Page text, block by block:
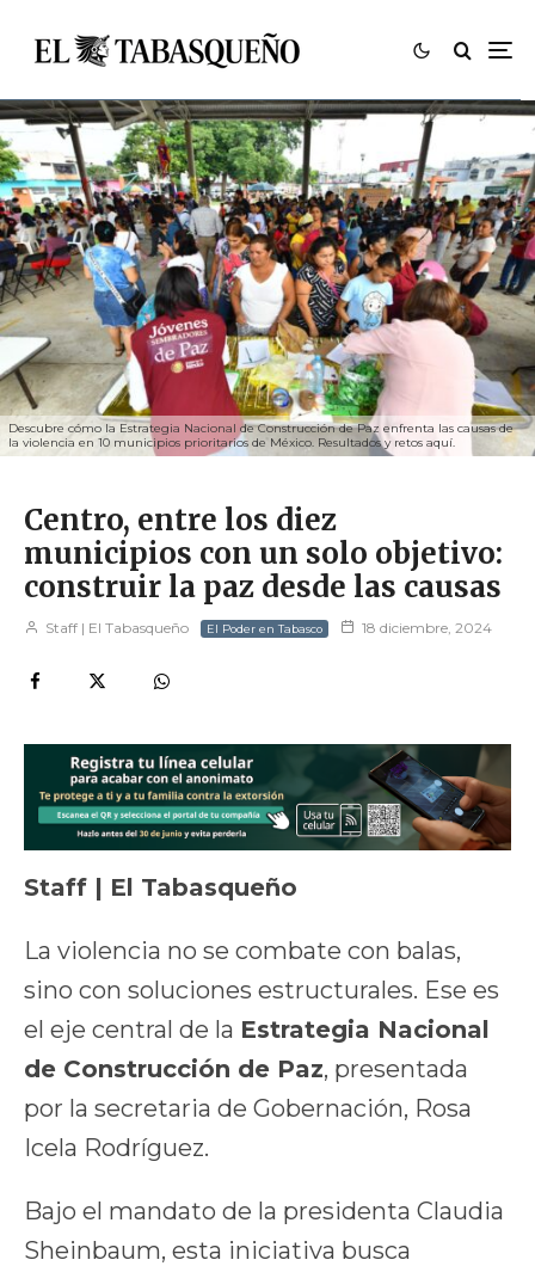
Descubre cómo la Estrategia Nacional de Construcción de Paz enfrenta las causas de
la violencia en 10 municipios prioritarios de México. Resultados y retos aquí.
Centro, entre los diez
municipios con un solo objetivo:
construir la paz desde las causas
Staff | El Tabasqueño El Poder en Tabasco 18 diciembre, 2024
Staff | El Tabasqueño
La violencia no se combate con balas,
sino con soluciones estructurales. Ese es
el eje central de la Estrategia Nacional
de Construcción de Paz, presentada
por la secretaria de Gobernación, Rosa
Icela Rodríguez.
Bajo el mandato de la presidenta Claudia
Sheinbaum, esta iniciativa busca